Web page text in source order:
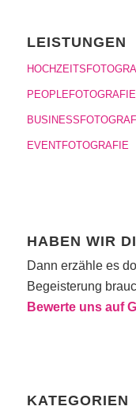
LEISTUNGEN
PEOPLEFOTOGRAFIE
EVENTFOTOGRAFIE
HABEN WIR
Dann erzähle es
Begeisterung
Bewerte uns auf
KATEGORIEN